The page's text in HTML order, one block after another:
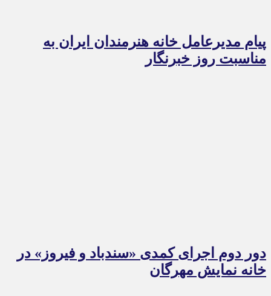
پیام مدیرعامل خانه هنرمندان ایران به
مناسبت روز خبرنگار
دور دوم اجرای کمدی «سندباد و فیروز» در
خانه نمایش مهرگان